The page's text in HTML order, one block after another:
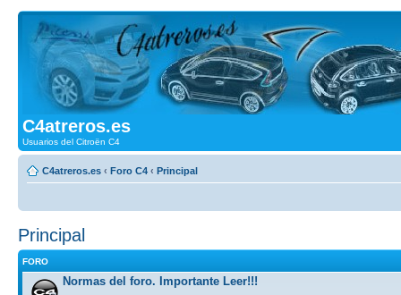
C4atreros.es
Usuarios del Citroën C4
C4atreros.es ‹ Foro C4 ‹ Principal
Principal
FORO
Normas del foro. Importante Leer!!!